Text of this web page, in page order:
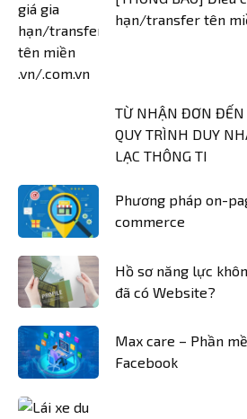
hạn/transfer tên
TỪ NHẬN ĐƠN ĐẾN
QUY TRÌNH DUY
LẠC THÔNG TI
Phương pháp on-
commerce
Hồ sơ năng lực
đã có Website?
Max care – Phần
Facebook